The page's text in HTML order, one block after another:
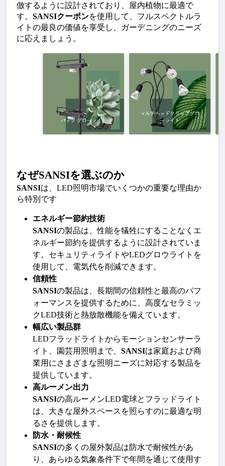
倣するように設計されており、屋内植物に最適で
す。 SANSIクーポンを使用して、フルスペクトルラ
イトの最良の価値を享受し、ガーデニングのニーズ
に応えましょう。
なぜSANSIを選ぶのか
SANSIは、LED照明市場でいくつかの重要な理由か
ら特別です
エネルギー節約技術
SANSIの製品は、性能を犠牲にすることなくエ
ネルギー節約を提供するように設計されていま
す。セキュリティライトやLEDグロウライトを
使用して、電気代を削減できます。
信頼性
SANSIの製品は、長期間の信頼性と最高のパフ
ォーマンスを提供するために、高度なセラミッ
クLED技術と熱放散機能を備えています。
幅広い製品群
LEDフラッドライトからモーションセンサーラ
イト、園芸用照明まで、 SANSIは家庭および商
業用にさまざまな照明ニーズに対応する製品を
提供しています。
高ルーメン出力
SANSIの高ルーメンLED電球とフラッドライト
は、大きな屋外スペースを照らすのに最適な明
るさを提供します。
防水・耐候性
SANSIの多くの屋外製品は防水で耐候性があ
り、あらゆる気象条件下で年間を通じて使用す